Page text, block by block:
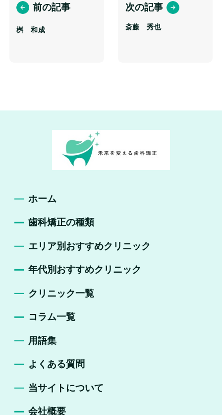
前の記事
桝 和成
次の記事
斎藤 秀也
ホーム
歯科矯正の種類
エリア別おすすめクリニック
年代別おすすめクリニック
クリニック一覧
コラム一覧
用語集
よくある質問
当サイトについて
会社概要